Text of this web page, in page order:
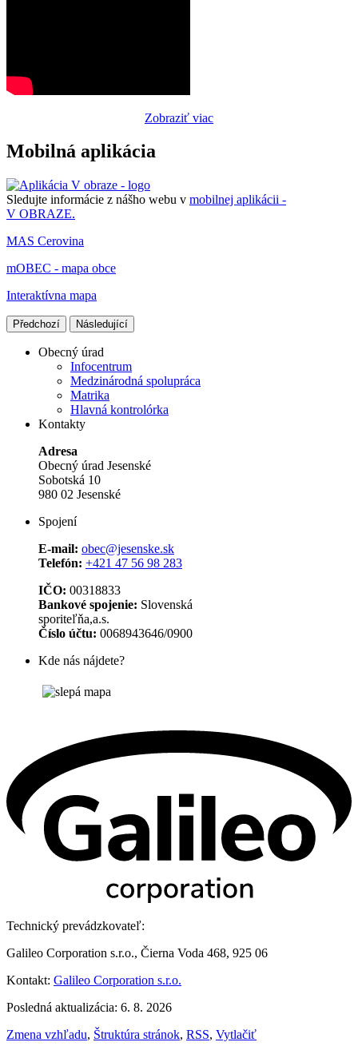
Zobraziť viac
Mobilná aplikácia
Sledujte informácie z nášho webu v mobilnej aplikácii -
V OBRAZE.
MAS Cerovina
mOBEC - mapa obce
Interaktívna mapa
Předchozí Následující
Obecný úrad
Infocentrum
Medzinárodná spolupráca
Matrika
Hlavná kontrolórka
Kontakty
Adresa
Obecný úrad Jesenské
Sobotská 10
980 02 Jesenské
Spojení
E-mail: obec@jesenske.sk
Telefón: +421 47 56 98 283
IČO: 00318833
Bankové spojenie: Slovenská
sporiteľňa,a.s.
Číslo účtu: 0068943646/0900
Kde nás nájdete?
Technický prevádzkovateľ:
Galileo Corporation s.r.o., Čierna Voda 468, 925 06
Kontakt: Galileo Corporation s.r.o.
Posledná aktualizácia: 6. 8. 2026
Zmena vzhľadu, Štruktúra stránok, RSS, Vytlačiť